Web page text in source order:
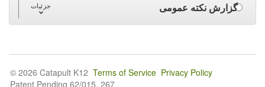
گزارش نکته عمومی جزئیات
© 2026 Catapult K12 Terms of Service Privacy Policy
Patent Pending 62/015, 267